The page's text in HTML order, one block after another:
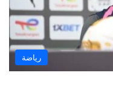
رياضة